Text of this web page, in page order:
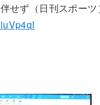
せず（日刊スポーツ